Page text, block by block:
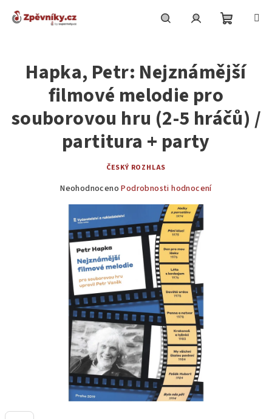
košík
Hapka, Petr: Nejznámější
filmové melodie pro
souborovou hru (2-5 hráčů) /
partitura + party
ČESKÝ ROZHLAS
Průměrné
0,0
hvězdiček.
Neohodnoceno Podrobnosti hodnocení